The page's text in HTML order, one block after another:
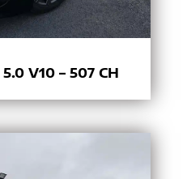
V10 – 507 CH